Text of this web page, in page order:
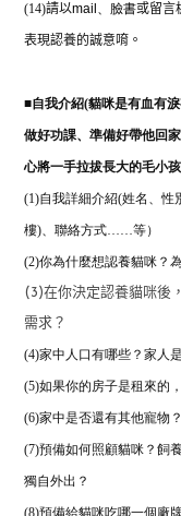
(14)請以mail 、 臉書或留言
表現認養的誠意唷。
■自我介紹(貓咪是有血有
做好功課、準備好帶他回
心將一手拉拔長大的毛小
(1)自我詳細介紹(姓名、性
樓)、聯絡方式……等）
(2)你為什麼想認養貓咪？
(3)在你決定認養貓咪後
需求？
(4)家中人口有哪些？家人
(5)如果你的房子是租來的
(6)家中是否還有其他寵物
(7)預備如何照顧貓咪？飼
獨自外出？
(8)預備給貓咪吃哪一個廠